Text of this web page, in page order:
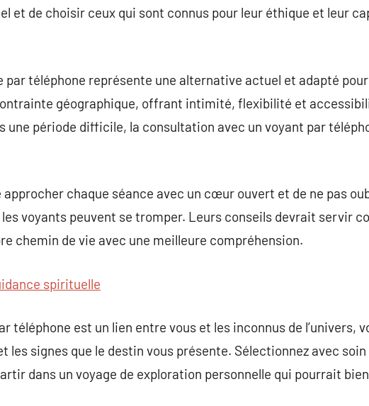
et de choisir ceux qui sont connus pour leur éthique et leur
par téléphone représente une alternative actuel et adapté
géographique, offrant intimité, flexibilité et
une période difficile, la consultation avec un voyant par
chaque séance avec un cœur ouvert et de ne pas
voyants peuvent se tromper. Leurs conseils devrait servir
chemin de vie avec une meilleure compréhension.
spirituelle
téléphone est un lien entre vous et les inconnus de l’univers,
les signes que le destin vous présente. Sélectionnez avec
dans un voyage de exploration personnelle qui pourrait